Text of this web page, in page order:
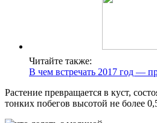
Читайте также:
В чем встречать 2017 год —
Растение превращается в куст,
тонких побегов высотой не более